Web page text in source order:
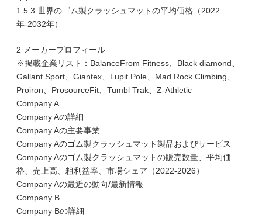
1.5.3 世界のゴム製クラッシュマットの平均価格（2022
年-2032年）
2 メーカープロフィール
※掲載企業リスト：BalanceFrom Fitness、Black diamond、
Gallant Sport、Giantex、Lupit Pole、Mad Rock Climbing、
Proiron、ProsourceFit、Tumbl Trak、Z-Athletic
Company A
Company Aの詳細
Company Aの主要事業
Company Aのゴム製クラッシュマット製品およびサービス
Company Aのゴム製クラッシュマットの販売数量、平均価
格、売上高、粗利益率、市場シェア（2022-2026）
Company Aの最近の動向/最新情報
Company B
Company Bの詳細